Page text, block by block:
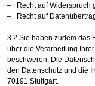
– Recht auf Widerspruch
– Recht auf
3.2 Sie haben zudem das
über die Verarbeitung
beschweren. Die
den Datenschutz und die
70191 Stuttgart.